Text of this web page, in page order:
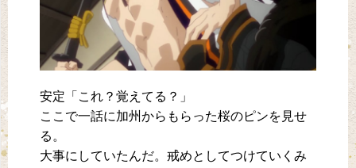
安定「これ？覚えてる？」
ここで一話に加州からもらった桜のピンを見せ
る。
大事にしていたんだ。戒めとしてつけていくみ